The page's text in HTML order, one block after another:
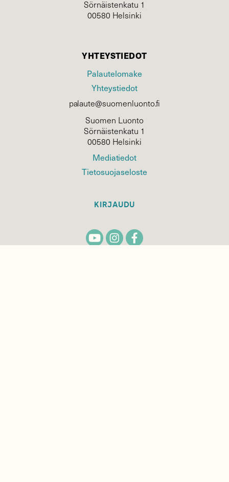
Sörnäistenkatu 1
00580 Helsinki
YHTEYSTIEDOT
Palautelomake
Yhteystiedot
palaute@suomenluonto.fi
Suomen Luonto
Sörnäistenkatu 1
00580 Helsinki
Mediatiedot
Tietosuojaseloste
KIRJAUDU